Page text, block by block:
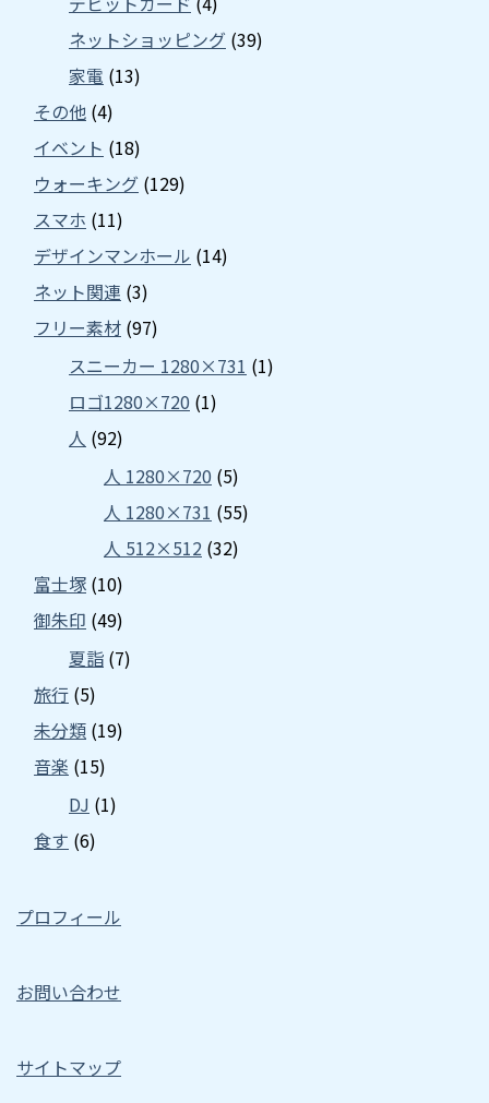
ネットショッピング (39)
家電 (13)
その他 (4)
イベント (18)
ウォーキング (129)
スマホ (11)
デザインマンホール (14)
ネット関連 (3)
フリー素材 (97)
スニーカー 1280×731 (1)
ロゴ1280×720 (1)
人 (92)
人 1280×720 (5)
人 1280×731 (55)
人 512×512 (32)
富士塚 (10)
御朱印 (49)
夏詣 (7)
旅行 (5)
未分類 (19)
音楽 (15)
DJ (1)
食す (6)
プロフィール
お問い合わせ
サイトマップ